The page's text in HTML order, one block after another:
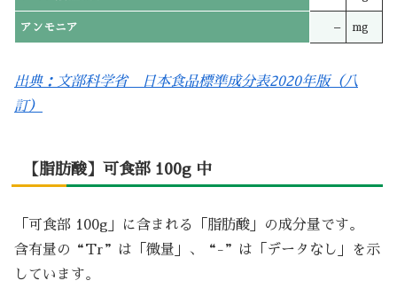
アンモニア – mg
出典：文部科学省 日本食品標準成分表2020年版（八
訂）
【脂肪酸】可食部 100g 中
「可食部 100g」に含まれる「脂肪酸」の成分量です。
含有量の“Tr”は「微量」、“-”は「データなし」を示
しています。